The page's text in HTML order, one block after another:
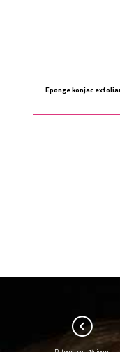
Eponge konjac